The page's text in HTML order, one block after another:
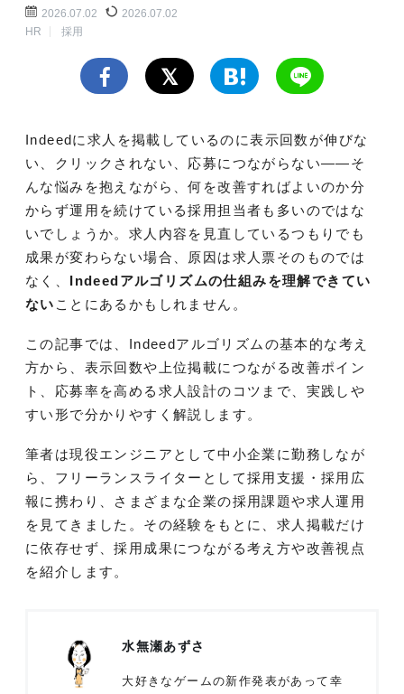
2026.07.02
2026.07.02
HR
採用
Indeedに求人を掲載しているのに表示回数が伸びな
い、クリックされない、応募につながらない――そ
んな悩みを抱えながら、何を改善すればよいのか分
からず運用を続けている採用担当者も多いのではな
いでしょうか。求人内容を見直しているつもりでも
成果が変わらない場合、原因は求人票そのものでは
なく、 Indeedアルゴリズムの仕組みを理解できてい
ない ことにあるかもしれません。
この記事では、Indeedアルゴリズムの基本的な考え
方から、表示回数や上位掲載につながる改善ポイン
ト、応募率を高める求人設計のコツまで、実践しや
すい形で分かりやすく解説します。
筆者は現役エンジニアとして中小企業に勤務しなが
ら、フリーランスライターとして採用支援・採用広
報に携わり、さまざまな企業の採用課題や求人運用
を見てきました。その経験をもとに、求人掲載だけ
に依存せず、採用成果につながる考え方や改善視点
を紹介します。
水無瀬あずさ
大好きなゲームの新作発表があって幸